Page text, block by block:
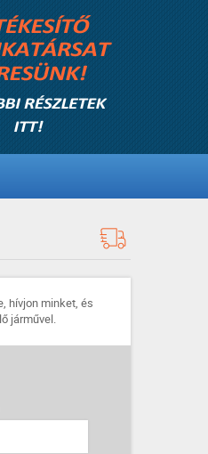
hívjon minket, és
járművel.